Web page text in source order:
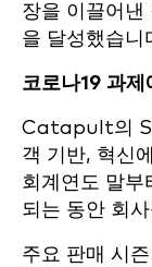
장을 이끌어
을 달성했습니
코로나19 과
Catapult의
객 기반, 혁신
회계연도 말부
되는 동안 회
주요 판매 시